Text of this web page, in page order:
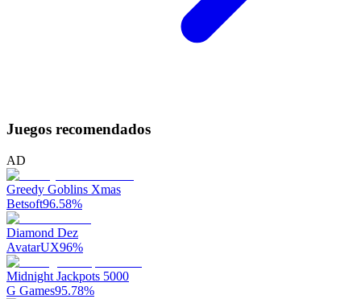
Juegos recomendados
AD
Greedy Goblins Xmas
Betsoft96.58%
Diamond Dez
AvatarUX96%
Midnight Jackpots 5000
G Games95.78%